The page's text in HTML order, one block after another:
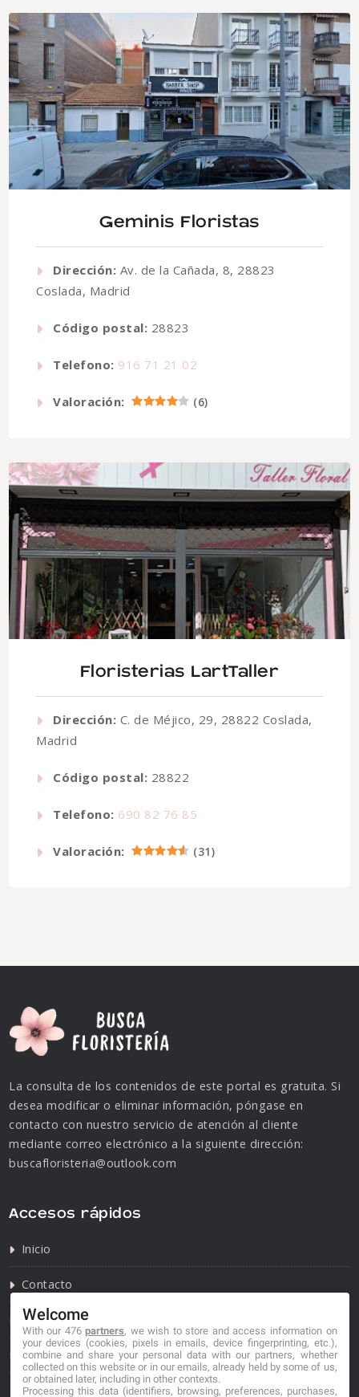
Geminis Floristas
Dirección: Av. de la Cañada, 8, 28823
Coslada, Madrid
Código postal: 28823
Telefono: 916 71 21 02
Valoración: (6)
Floristerias LartTaller
Dirección: C. de Méjico, 29, 28822 Coslada,
Madrid
Código postal: 28822
Telefono: 690 82 76 85
Valoración: (31)
La consulta de los contenidos de este portal es gratuita. Si
desea modificar o eliminar información, póngase en
contacto con nuestro servicio de atención al cliente
mediante correo electrónico a la siguiente dirección:
buscafloristeria@outlook.com
Accesos rápidos
Inicio
Contacto
Política de privacidad
Política de cookies
Welcome
With our 476partners, we wish to store and access information on
your devices (cookies, pixels in emails, device fingerprinting, etc.),
combine and share your personal data with our partners, whether
collected on this website or in our emails, already held by some of us,
or obtained later, including in other contexts.
Processing this data (identifiers, browsing, preferences, purchases,